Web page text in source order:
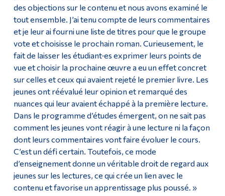
des objections sur le contenu et nous avons examiné le
tout ensemble. J’ai tenu compte de leurs commentaires
et je leur ai fourni une liste de titres pour que le groupe
vote et choisisse le prochain roman. Curieusement, le
fait de laisser les étudiant·es exprimer leurs points de
vue et choisir la prochaine œuvre a eu un effet concret
sur celles et ceux qui avaient rejeté le premier livre. Les
jeunes ont réévalué leur opinion et remarqué des
nuances qui leur avaient échappé à la première lecture.
Dans le programme d’études émergent, on ne sait pas
comment les jeunes vont réagir à une lecture ni la façon
dont leurs commentaires vont faire évoluer le cours.
C’est un défi certain. Toutefois, ce mode
d’enseignement donne un véritable droit de regard aux
jeunes sur les lectures, ce qui crée un lien avec le
contenu et favorise un apprentissage plus poussé. »